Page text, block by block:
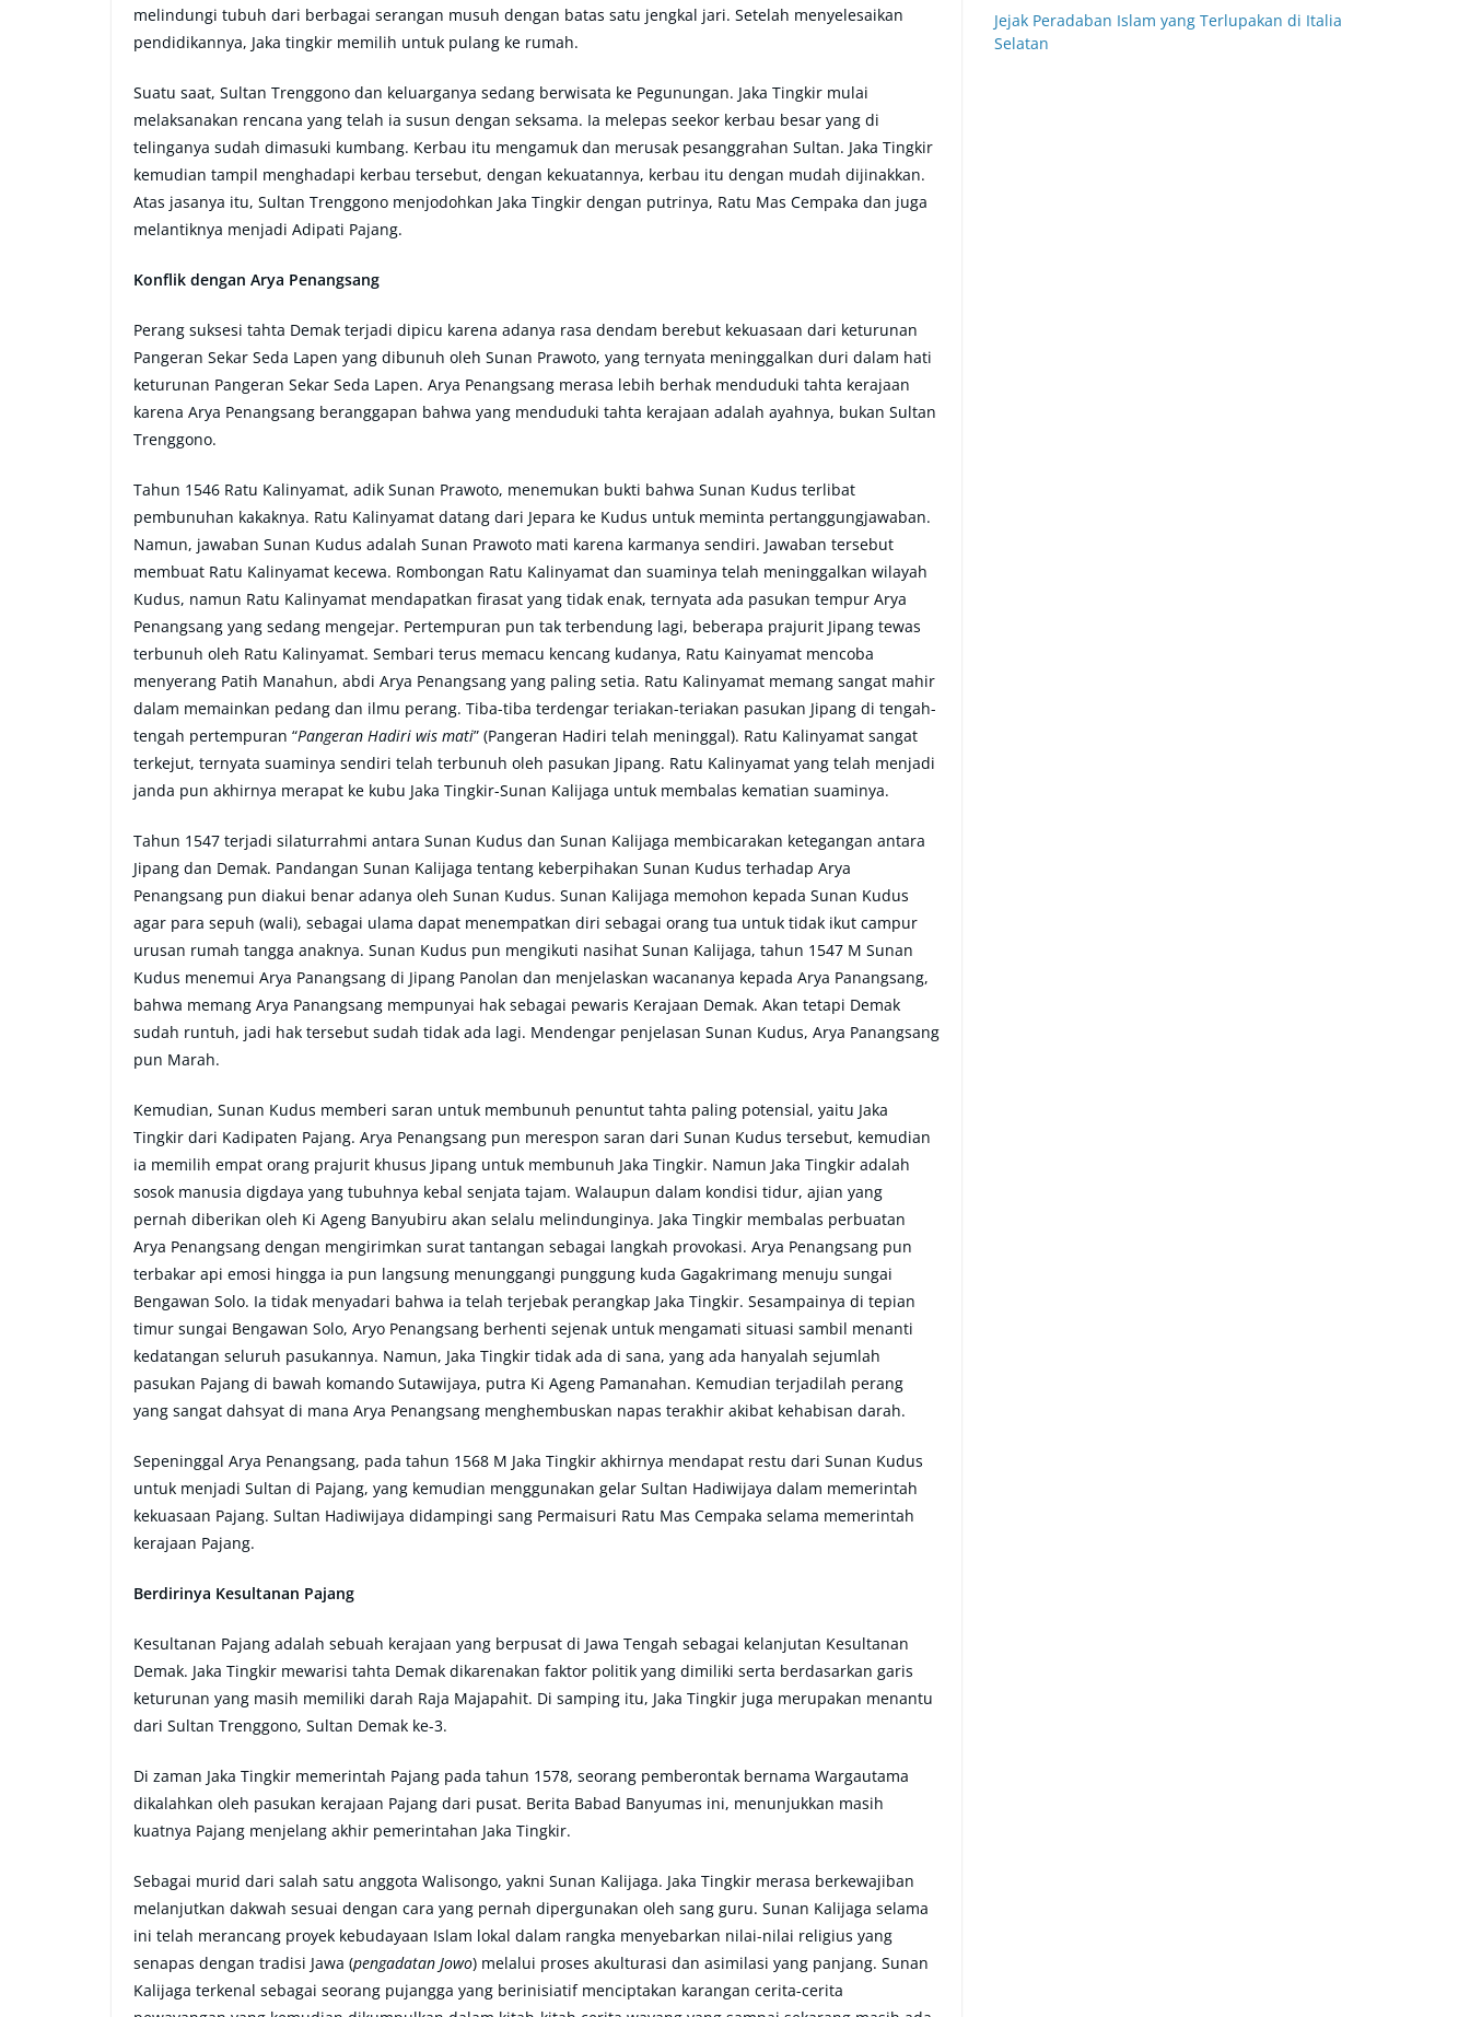
melindungi tubuh dari berbagai serangan musuh dengan batas satu jengkal jari. Setelah menyelesaikan
pendidikannya, Jaka tingkir memilih untuk pulang ke rumah.
Suatu saat, Sultan Trenggono dan keluarganya sedang berwisata ke Pegunungan. Jaka Tingkir mulai
melaksanakan rencana yang telah ia susun dengan seksama. Ia melepas seekor kerbau besar yang di
telinganya sudah dimasuki kumbang. Kerbau itu mengamuk dan merusak pesanggrahan Sultan. Jaka Tingkir
kemudian tampil menghadapi kerbau tersebut, dengan kekuatannya, kerbau itu dengan mudah dijinakkan.
Atas jasanya itu, Sultan Trenggono menjodohkan Jaka Tingkir dengan putrinya, Ratu Mas Cempaka dan juga
melantiknya menjadi Adipati Pajang.
Konflik dengan Arya Penangsang
Perang suksesi tahta Demak terjadi dipicu karena adanya rasa dendam berebut kekuasaan dari keturunan
Pangeran Sekar Seda Lapen yang dibunuh oleh Sunan Prawoto, yang ternyata meninggalkan duri dalam hati
keturunan Pangeran Sekar Seda Lapen. Arya Penangsang merasa lebih berhak menduduki tahta kerajaan
karena Arya Penangsang beranggapan bahwa yang menduduki tahta kerajaan adalah ayahnya, bukan Sultan
Trenggono.
Tahun 1546 Ratu Kalinyamat, adik Sunan Prawoto, menemukan bukti bahwa Sunan Kudus terlibat
pembunuhan kakaknya. Ratu Kalinyamat datang dari Jepara ke Kudus untuk meminta pertanggungjawaban.
Namun, jawaban Sunan Kudus adalah Sunan Prawoto mati karena karmanya sendiri. Jawaban tersebut
membuat Ratu Kalinyamat kecewa. Rombongan Ratu Kalinyamat dan suaminya telah meninggalkan wilayah
Kudus, namun Ratu Kalinyamat mendapatkan firasat yang tidak enak, ternyata ada pasukan tempur Arya
Penangsang yang sedang mengejar. Pertempuran pun tak terbendung lagi, beberapa prajurit Jipang tewas
terbunuh oleh Ratu Kalinyamat. Sembari terus memacu kencang kudanya, Ratu Kainyamat mencoba
menyerang Patih Manahun, abdi Arya Penangsang yang paling setia. Ratu Kalinyamat memang sangat mahir
dalam memainkan pedang dan ilmu perang. Tiba-tiba terdengar teriakan-teriakan pasukan Jipang di tengah-
tengah pertempuran “Pangeran Hadiri wis mati” (Pangeran Hadiri telah meninggal). Ratu Kalinyamat sangat
terkejut, ternyata suaminya sendiri telah terbunuh oleh pasukan Jipang. Ratu Kalinyamat yang telah menjadi
janda pun akhirnya merapat ke kubu Jaka Tingkir-Sunan Kalijaga untuk membalas kematian suaminya.
Tahun 1547 terjadi silaturrahmi antara Sunan Kudus dan Sunan Kalijaga membicarakan ketegangan antara
Jipang dan Demak. Pandangan Sunan Kalijaga tentang keberpihakan Sunan Kudus terhadap Arya
Penangsang pun diakui benar adanya oleh Sunan Kudus. Sunan Kalijaga memohon kepada Sunan Kudus
agar para sepuh (wali), sebagai ulama dapat menempatkan diri sebagai orang tua untuk tidak ikut campur
urusan rumah tangga anaknya. Sunan Kudus pun mengikuti nasihat Sunan Kalijaga, tahun 1547 M Sunan
Kudus menemui Arya Panangsang di Jipang Panolan dan menjelaskan wacananya kepada Arya Panangsang,
bahwa memang Arya Panangsang mempunyai hak sebagai pewaris Kerajaan Demak. Akan tetapi Demak
sudah runtuh, jadi hak tersebut sudah tidak ada lagi. Mendengar penjelasan Sunan Kudus, Arya Panangsang
pun Marah.
Kemudian, Sunan Kudus memberi saran untuk membunuh penuntut tahta paling potensial, yaitu Jaka
Tingkir dari Kadipaten Pajang. Arya Penangsang pun merespon saran dari Sunan Kudus tersebut, kemudian
ia memilih empat orang prajurit khusus Jipang untuk membunuh Jaka Tingkir. Namun Jaka Tingkir adalah
sosok manusia digdaya yang tubuhnya kebal senjata tajam. Walaupun dalam kondisi tidur, ajian yang
pernah diberikan oleh Ki Ageng Banyubiru akan selalu melindunginya. Jaka Tingkir membalas perbuatan
Arya Penangsang dengan mengirimkan surat tantangan sebagai langkah provokasi. Arya Penangsang pun
terbakar api emosi hingga ia pun langsung menunggangi punggung kuda Gagakrimang menuju sungai
Bengawan Solo. Ia tidak menyadari bahwa ia telah terjebak perangkap Jaka Tingkir. Sesampainya di tepian
timur sungai Bengawan Solo, Aryo Penangsang berhenti sejenak untuk mengamati situasi sambil menanti
kedatangan seluruh pasukannya. Namun, Jaka Tingkir tidak ada di sana, yang ada hanyalah sejumlah
pasukan Pajang di bawah komando Sutawijaya, putra Ki Ageng Pamanahan. Kemudian terjadilah perang
yang sangat dahsyat di mana Arya Penangsang menghembuskan napas terakhir akibat kehabisan darah.
Sepeninggal Arya Penangsang, pada tahun 1568 M Jaka Tingkir akhirnya mendapat restu dari Sunan Kudus
untuk menjadi Sultan di Pajang, yang kemudian menggunakan gelar Sultan Hadiwijaya dalam memerintah
kekuasaan Pajang. Sultan Hadiwijaya didampingi sang Permaisuri Ratu Mas Cempaka selama memerintah
kerajaan Pajang.
Berdirinya Kesultanan Pajang
Kesultanan Pajang adalah sebuah kerajaan yang berpusat di Jawa Tengah sebagai kelanjutan Kesultanan
Demak. Jaka Tingkir mewarisi tahta Demak dikarenakan faktor politik yang dimiliki serta berdasarkan garis
keturunan yang masih memiliki darah Raja Majapahit. Di samping itu, Jaka Tingkir juga merupakan menantu
dari Sultan Trenggono, Sultan Demak ke-3.
Di zaman Jaka Tingkir memerintah Pajang pada tahun 1578, seorang pemberontak bernama Wargautama
dikalahkan oleh pasukan kerajaan Pajang dari pusat. Berita Babad Banyumas ini, menunjukkan masih
kuatnya Pajang menjelang akhir pemerintahan Jaka Tingkir.
Sebagai murid dari salah satu anggota Walisongo, yakni Sunan Kalijaga. Jaka Tingkir merasa berkewajiban
melanjutkan dakwah sesuai dengan cara yang pernah dipergunakan oleh sang guru. Sunan Kalijaga selama
ini telah merancang proyek kebudayaan Islam lokal dalam rangka menyebarkan nilai-nilai religius yang
senapas dengan tradisi Jawa (pengadatan Jowo) melalui proses akulturasi dan asimilasi yang panjang. Sunan
Kalijaga terkenal sebagai seorang pujangga yang berinisiatif menciptakan karangan cerita-cerita
Jejak Peradaban Islam yang Terlupakan di Italia
Selatan